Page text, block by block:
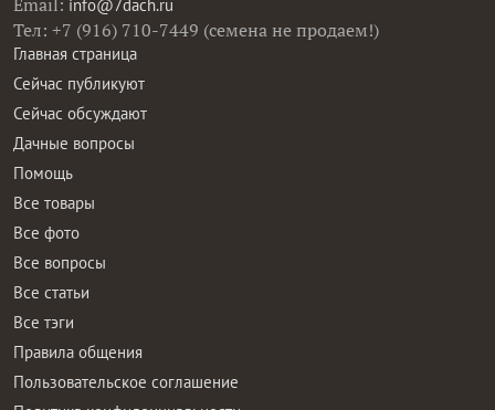
info@7dach.ru
Тел: +7 (916) 710-7449 (семена не продаем!)
Главная страница
Сейчас публикуют
Сейчас обсуждают
Дачные вопросы
Помощь
Все товары
Все фото
Все вопросы
Все статьи
Все тэги
Правила общения
Пользовательское соглашение